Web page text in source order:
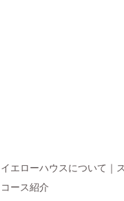
イエローハウスについて｜
コース紹介